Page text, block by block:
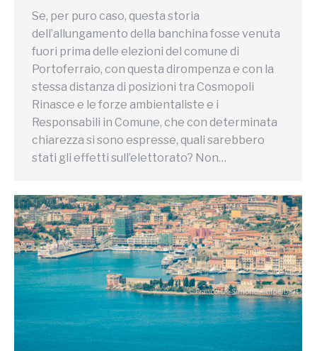
Se, per puro caso, questa storia
dell’allungamento della banchina fosse venuta
fuori prima delle elezioni del comune di
Portoferraio, con questa dirompenza e con la
stessa distanza di posizioni tra Cosmopoli
Rinasce e le forze ambientaliste e i
Responsabili in Comune, che con determinata
chiarezza si sono espresse, quali sarebbero
stati gli effetti sull’elettorato? Non…